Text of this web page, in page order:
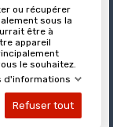
marché.

ou récupérer
sous la
être à
appareil
le souhaitez.
d'informations
Refuser tout